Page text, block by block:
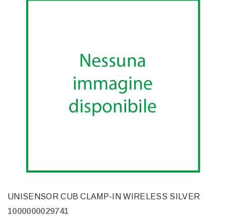
UNISENSOR CUB CLAMP-IN WIRELESS SILVER
1000000029741